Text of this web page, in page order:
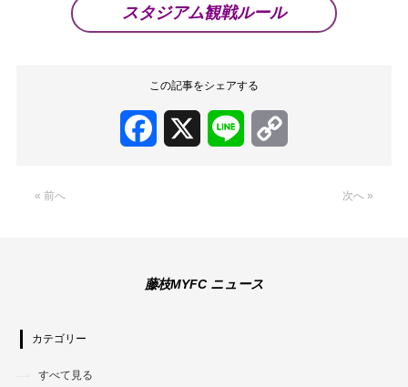
スタジアム観戦ルール
この記事をシェアする
Facebook Line
« 前へ 次へ »
藤枝MYFC ニュース
カテゴリー
すべて見る